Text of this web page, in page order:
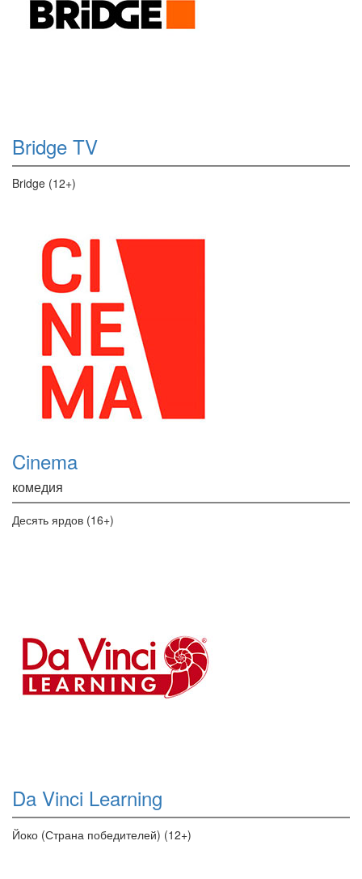
Bridge TV
Bridge (12+)
Cinema
комедия
Десять ярдов (16+)
Da Vinci Learning
Йоко (Страна победителей) (12+)